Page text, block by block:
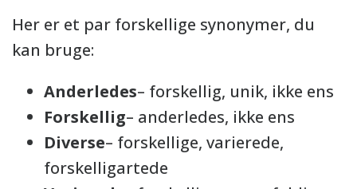
Her er et par forskellige synonymer, du
kan bruge:
Anderledes– forskellig, unik, ikke ens
Forskellig– anderledes, ikke ens
Diverse– forskellige, varierede,
forskelligartede